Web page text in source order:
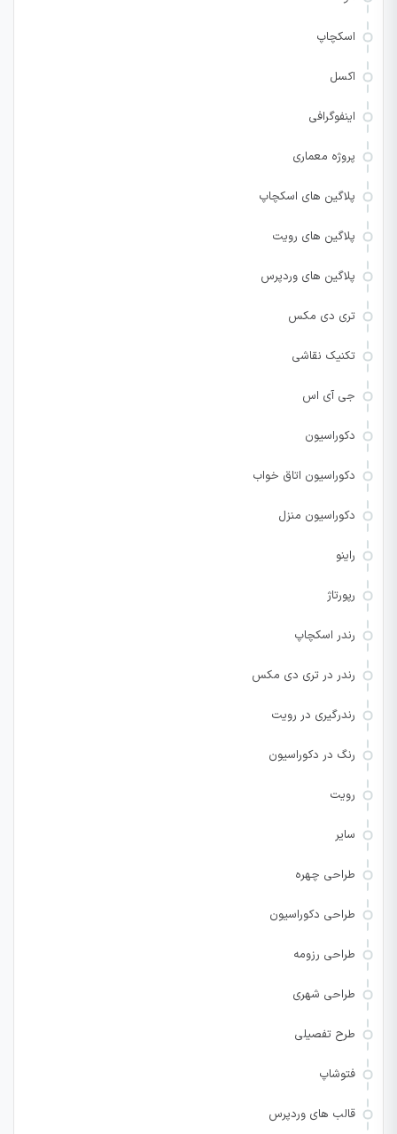
اسکچاپ
اکسل
اینفوگرافی
پروژه معماری
پلاگین های اسکچاپ
پلاگین های رویت
پلاگین های وردپرس
تری دی مکس
تکنیک نقاشی
جی آی اس
دکوراسیون
دکوراسیون اتاق خواب
دکوراسیون منزل
راینو
رپورتاژ
رندر اسکچاپ
رندر در تری دی مکس
رندرگیری در رویت
رنگ در دکوراسیون
رویت
سایر
طراحی چهره
طراحی دکوراسیون
طراحی رزومه
طراحی شهری
طرح تفصیلی
فتوشاپ
قالب های وردپرس